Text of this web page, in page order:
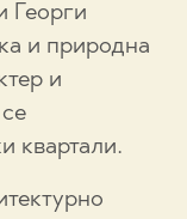
Георги
и природна
и
квартали.